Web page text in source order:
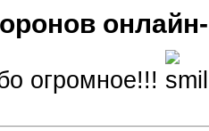
огромное!!!